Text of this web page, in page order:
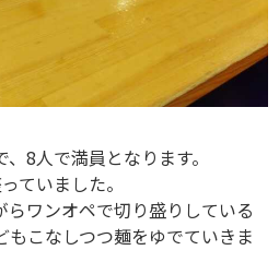
8人で満員となります。
ていました。
らワンオペで切り盛りしている
こなしつつ麺をゆでていきま